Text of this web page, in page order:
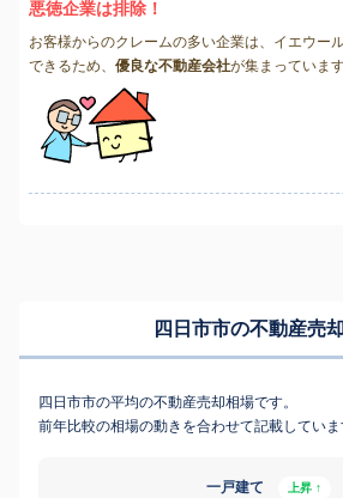
悪徳企業は排除！
お客様からのクレームの多い企業は、イエウー
できるため、 優良な不動産会社が集まっています
四日市市の不動産売
四日市市の平均の不動産売却相場です。
前年比較の相場の動きを合わせて記載していま
一戸建て 上昇 ↑